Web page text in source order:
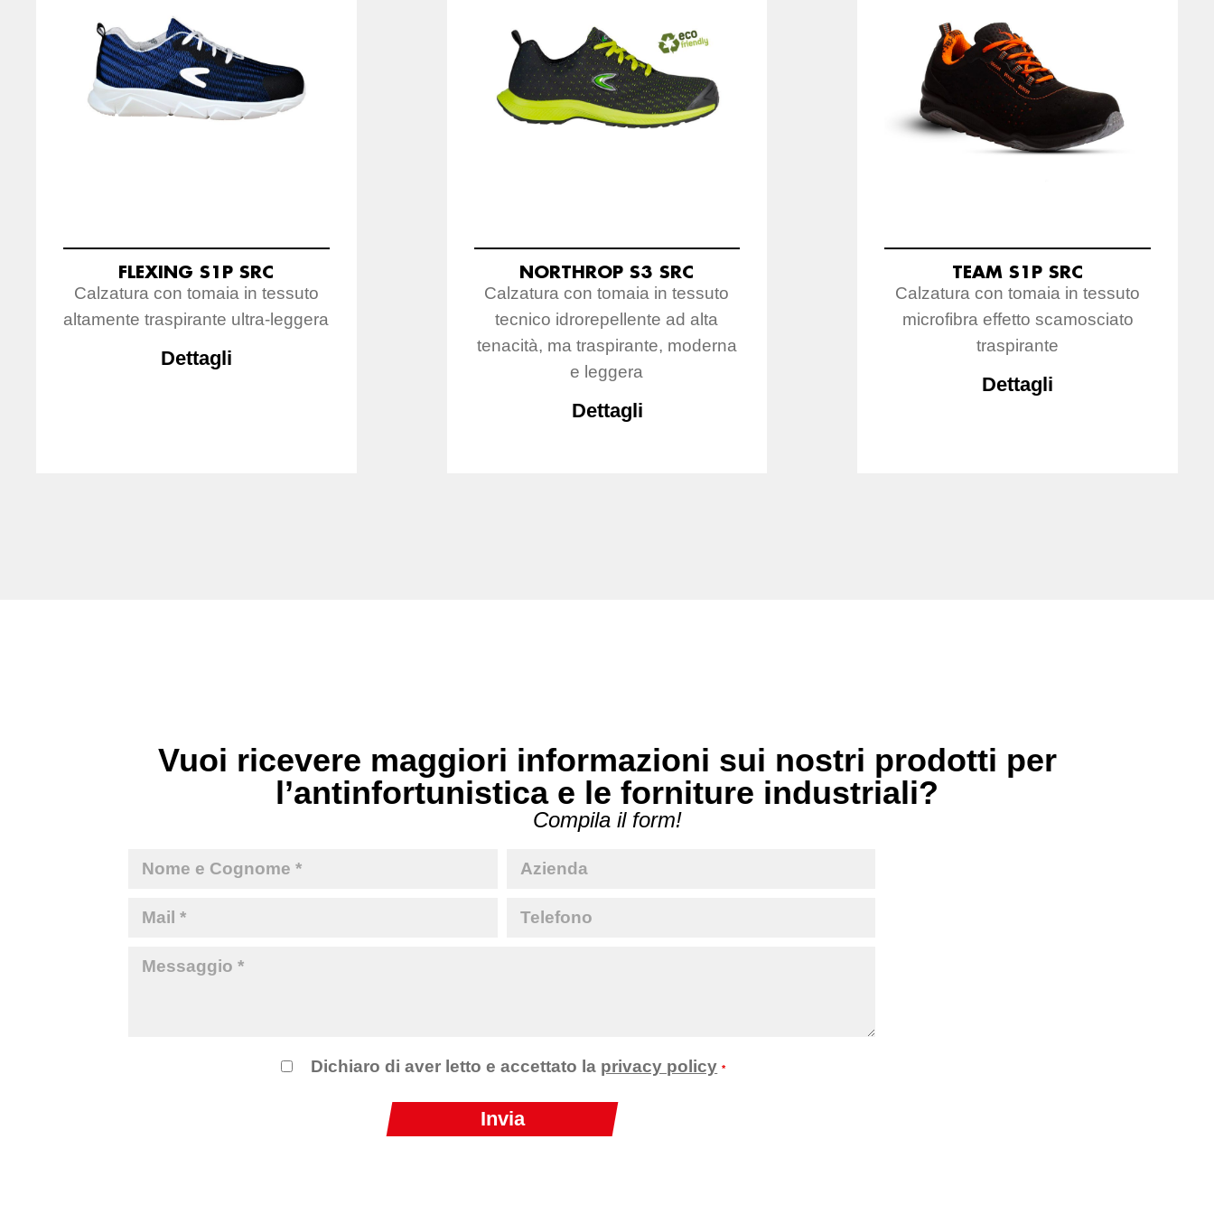
FLEXING S1P SRC
Calzatura con tomaia in tessuto
altamente traspirante ultra-leggera
Dettagli
NORTHROP S3 SRC
Calzatura con tomaia in tessuto
tecnico idrorepellente ad alta
tenacità, ma traspirante, moderna
e leggera
Dettagli
TEAM S1P SRC
Calzatura con tomaia in tessuto
microfibra effetto scamosciato
traspirante
Dettagli
Vuoi ricevere maggiori informazioni sui nostri prodotti per
l’antinfortunistica e le forniture industriali?
Compila il form!
Dichiaro di aver letto e accettato la privacy policy *